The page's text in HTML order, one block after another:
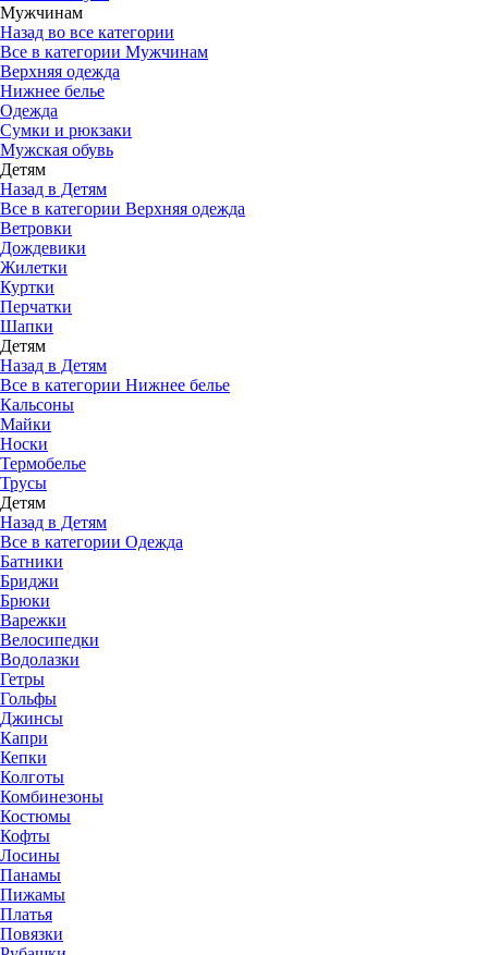
Мужчинам
Назад во все категории
Все в категории Мужчинам
Верхняя одежда
Нижнее белье
Одежда
Сумки и рюкзаки
Мужская обувь
Детям
Назад в Детям
Все в категории Верхняя одежда
Ветровки
Дождевики
Жилетки
Куртки
Перчатки
Шапки
Детям
Назад в Детям
Все в категории Нижнее белье
Кальсоны
Майки
Носки
Термобелье
Трусы
Детям
Назад в Детям
Все в категории Одежда
Батники
Бриджи
Брюки
Варежки
Велосипедки
Водолазки
Гетры
Гольфы
Джинсы
Капри
Кепки
Колготы
Комбинезоны
Костюмы
Кофты
Лосины
Панамы
Пижамы
Платья
Повязки